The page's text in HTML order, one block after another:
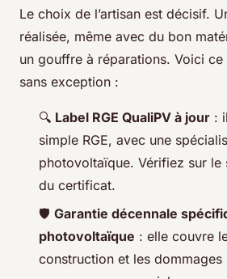
Le choix de l’artisan est décisif.
réalisée, même avec du bon
un gouffre à réparations. Voici ce
sans exception :
🔍 Label RGE QualiPV à jour :
simple RGE, avec une
photovoltaïque. Vérifiez sur le
du certificat.
🛡️ Garantie décennale
photovoltaïque : elle couvre
construction et les dommages